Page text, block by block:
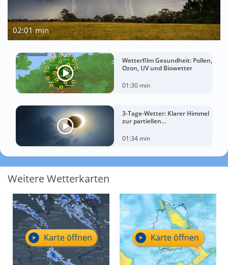
02:01 min
Wetterfilm Gesundheit: Pollen,
Ozon, UV und Biowetter
01:30 min
3-Tage-Wetter: Klarer Himmel
zur partiellen
Mittwoch?
01:34 min
Weitere Wetterkarten
Karte öffnen Karte öffnen